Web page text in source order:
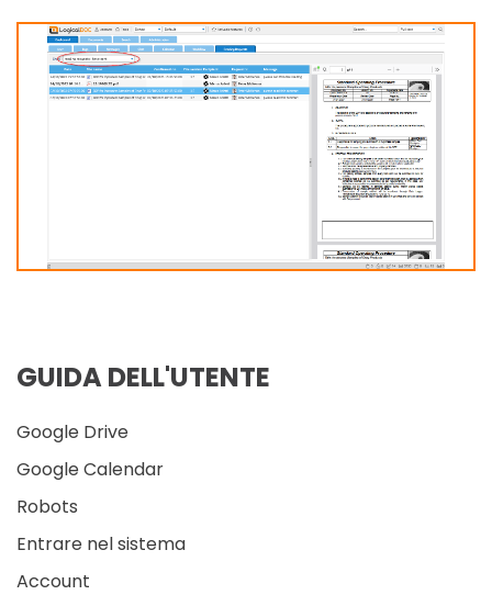
GUIDA DELL'UTENTE
Google Drive
Google Calendar
Robots
Entrare nel sistema
Account